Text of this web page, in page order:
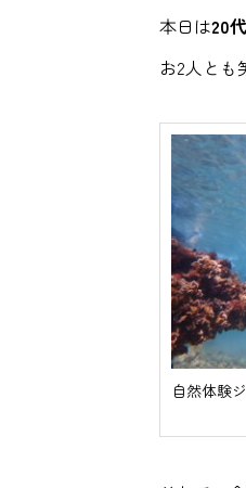
本日は20
お2人とも
自然体験